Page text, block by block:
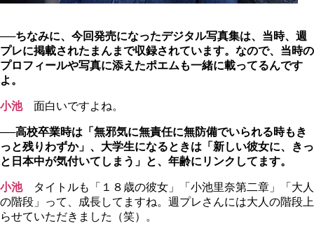
──ちなみに、今回発売になったデジタル写真集は、当時、週
プレに掲載されたまんまで収録されています。なので、当時の
プロフィールや写真に添えたポエムも一緒に載ってるんです
よ。
小池面白いですよね。
──高校卒業時は「無邪気に無責任に無防備でいられる時もき
っと残りわずか」、大学生になるときは「新しい彼女に、きっ
と日本中が気付いてしまう」と、年齢にリンクしてます。
小池タイトルも「１８歳の彼女」「小池里奈第二章」「大人
の階段」って、成長してますね。週プレさんには大人の階段上
らせていただきました（笑）。